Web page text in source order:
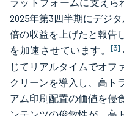
ラットフォームに支えら
2025年第3四半期にデジ
倍の収益を上げたと報告
を加速させています。[3]
じてリアルタイムでオフ
クリーンを導入し、高ト
アム印刷配置の価値を侵